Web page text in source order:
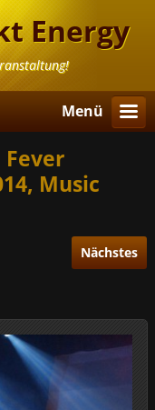
Energy
Menü
Music
Nächstes